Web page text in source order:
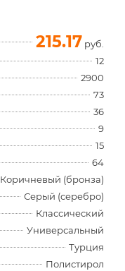
215.17 руб.
12
2900
73
36
9
15
64
Коричневый (бронза)
Серый (серебро)
Классический
Универсальный
Турция
Полистирол